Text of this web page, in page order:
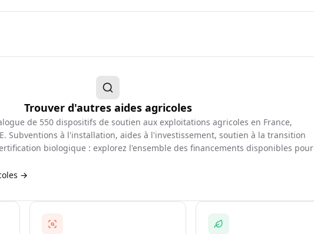
Trouver d'autres aides agricoles
de 550 dispositifs de soutien aux exploitations agricoles en France,
Subventions à l'installation, aides à l'investissement, soutien à la transition
biologique : explorez l'ensemble des financements disponibles pour
→